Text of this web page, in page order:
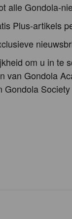
alle Gondola-
Plus-artikels
om u in te
van Gondola
Gondola Society